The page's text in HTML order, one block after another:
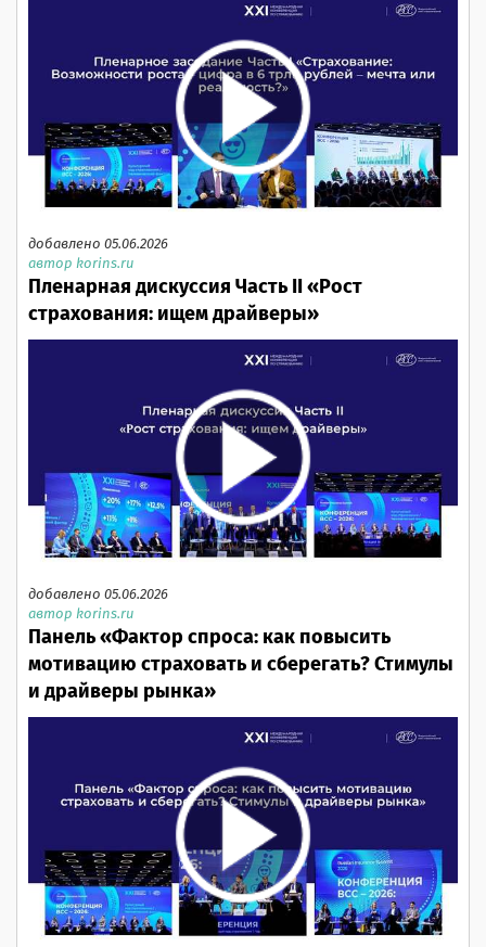
добавлено 05.06.2026
автор korins.ru
Пленарная дискуссия Часть II «Рост
страхования: ищем драйверы»
добавлено 05.06.2026
автор korins.ru
Панель «Фактор спроса: как повысить
мотивацию страховать и сберегать? Стимулы
и драйверы рынка»